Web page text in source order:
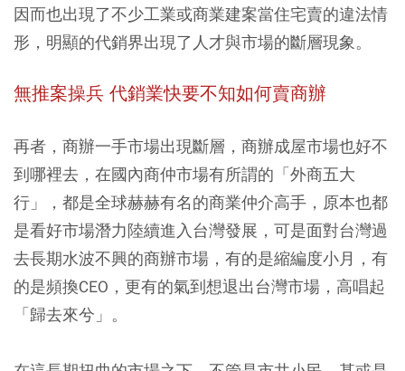
因而也出現了不少工業或商業建案當住宅賣的違法情
形，明顯的代銷界出現了人才與市場的斷層現象。
無推案操兵 代銷業快要不知如何賣商辦
再者，商辦一手市場出現斷層，商辦成屋市場也好不
到哪裡去，在國內商仲市場有所謂的「外商五大
行」，都是全球赫赫有名的商業仲介高手，原本也都
是看好市場潛力陸續進入台灣發展，可是面對台灣過
去長期水波不興的商辦市場，有的是縮編度小月，有
的是頻換CEO，更有的氣到想退出台灣市場，高唱起
「歸去來兮」。